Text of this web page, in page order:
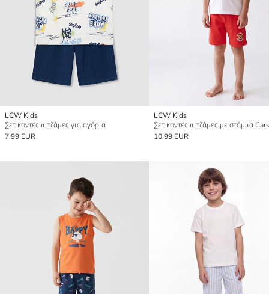
LCW Kids
Σετ κοντές πιτζάμες για αγόρια
7.99 EUR
LCW Kids
10.99 EUR